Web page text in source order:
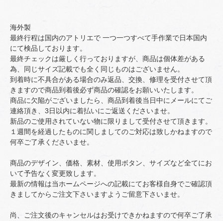
海外製
最終行程は国内のアトリエで 一つ一つすべて手作業で日本国内
にて検品しております。
最終チェックは厳しく行っておりますが、商品は個体差がある
為、同じサイズ記載でも全く同じものはございません。
到着時に不具合がある場合のみ返品、交換、修理を受付させて頂
きますので商品到着後必ず商品の確認をお願いいたします。
商品に欠陥がございましたら、商品到着後当日中にメールにてご
連絡頂き、3日以内に着払いにご返送くださいませ。
新品のご使用されていない物に限りまして受付させて頂きます。
１週間を経過したものに関しましてのご対応は致しかねますので
何卒ご了承くださいませ。
商品のデザイン、価格、素材、使用ボタン、サイズなど全てにお
いて予告なく変更致します。
最新の情報は当ホームページへの記載にてお客様自身でご確認頂
きましてからご注文下さいますようご留意下さいませ。
尚、ご注文後のキャンセルはお受けできかねますので何卒ご了承